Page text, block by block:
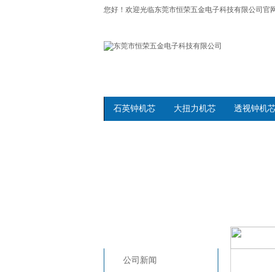
您好！欢迎光临东莞市恒荣五金电子科技有限公司官
石英钟机芯 大扭力机芯 透视钟机
公司新闻